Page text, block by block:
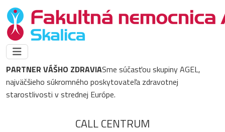
PARTNER VÁŠHO ZDRAVIASme súčasťou skupiny AGEL,
najväčšieho súkromného poskytovateľa zdravotnej
starostlivosti v strednej Európe.
CALL CENTRUM